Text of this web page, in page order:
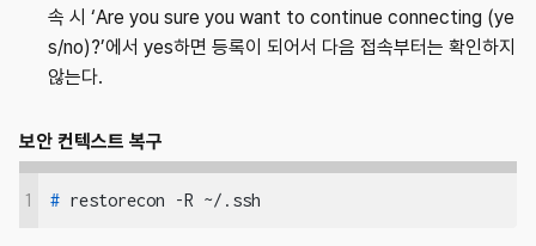
속 시 ‘Are you sure you want to continue connecting (ye
s/no)?’에서 yes하면 등록이 되어서 다음 접속부터는 확인하지
않는다.
보안 컨텍스트 복구
1 # restorecon -R ~/.ssh